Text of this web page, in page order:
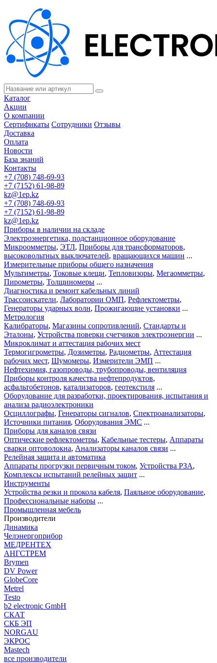
Каталог
Акции
О компании
Сертификаты Сотрудники Отзывы
Доставка
Оплата
Новости
База знаний
Контакты
+7 (708) 748-69-93
+7 (7152) 61-98-89
kz@1ep.kz
+7 (708) 748-69-93
+7 (7152) 61-98-89
kz@1ep.kz
Приборы в наличии на складе
Электроэнергетика, подстанционное оборудование
Микроомметры, ЭТЛ, Приборы для трансформаторов,
высоковольтных выключателей, вращающихся машин ...
Измерительные приборы общего назначения
Мультиметры, Токовые клещи, Тепловизоры, Мегаомметры,
Пирометры, Толщиномеры ...
Диагностика и ремонт кабельных линий
Трассоискатели, Лаборатории ОМП, Рефлектометры,
Генераторы ударных волн, Прожигающие установки ...
Метрология
Калибраторы, Магазины сопротивлений, Стандарты и
Эталоны, Устройства поверки счетчиков электроэнергии ...
Микроклимат и аттестация рабочих мест
Термогигрометры, Дозиметры, Радиометры, Аттестация
рабочих мест, Шумомеры, Измерители ЭМП ...
Нефтехимия, газопроводы, трубопроводы, вентиляция
Приборы контроля качества нефтепродуктов,
асфальтобетонов, катализаторов, геотекстиля ...
Оборудование для разработки, проектирования, испытания и
анализа радиоэлектроники
Осциллографы, Генераторы сигналов, Спектроанализаторы,
Источники питания, Оборудования ЭМС ...
Приборы для каналов связи
Оптические рефлектометры, Кабельные тестеры, Аппараты
сварки оптоволокна, Анализаторы каналов связи ...
Релейная защита и автоматика
Аппараты прогрузки первичным током, Устройства РЗА,
Комплексы испытаний релейных защит ...
Инструменты
Устройства резки и прокола кабеля, Паяльное оборудование,
Профессиональные наборы ...
Промышленная мебель
Производители
Динамика
Челэнергоприбор
МЕДРЕНТЕХ
АНГСТРЕМ
Brymen
DV Power
GlobeCore
Metrel
Testo
b2 electronic GmbH
СКАТ
СКБ ЭП
NORGAU
ЭКРОС
Mastech
все производители